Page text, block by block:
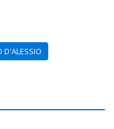
D'ALESSIO